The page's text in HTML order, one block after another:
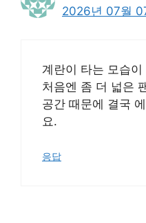
2026년 07월
계란이 타는 모습
처음엔 좀 더 넓은
공간 때문에 결국
요.
응답